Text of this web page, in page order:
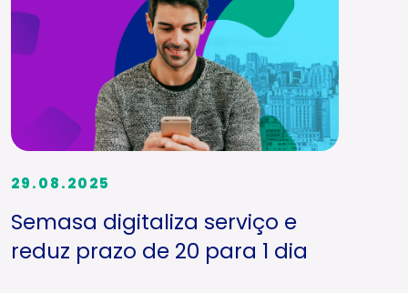
29.08.2025
Semasa digitaliza serviço e
reduz prazo de 20 para 1 dia